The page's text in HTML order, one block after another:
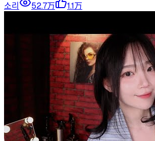
소리
52.7万 1.1万